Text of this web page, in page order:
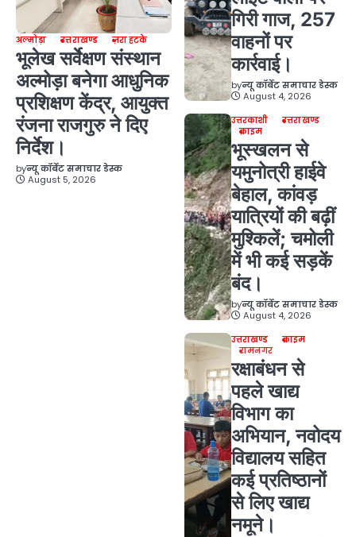
अल्मोड़ा उत्तराखण्ड ज़रा हटके
भूलेख सर्वेक्षण संस्थान
अल्मोड़ा बनेगा आधुनिक
प्रशिक्षण केंद्र, आयुक्त
रंजना राजगुरु ने दिए
निर्देश।
byन्यू कॉर्बेट समाचार डेस्क
August 5, 2026
गिरी गाज, 257
वाहनों पर
कार्रवाई।
byन्यू कॉर्बेट समाचार डेस्क
August 4, 2026
उत्तरकाशी
उत्तराखण्ड
क्राइम
भूस्खलन से
यमुनोत्री हाईवे
बेहाल, कांवड़
यात्रियों की बढ़ीं
मुश्किलें; चमोली
में भी कई सड़कें
बंद।
byन्यू कॉर्बेट समाचार डेस्क
August 4, 2026
उत्तराखण्ड
क्राइम
रामनगर
रक्षाबंधन से
पहले खाद्य
विभाग का
अभियान, नवोदय
विद्यालय सहित
कई प्रतिष्ठानों
से लिए खाद्य
नमूने।